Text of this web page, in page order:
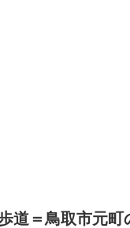
道＝鳥取市元